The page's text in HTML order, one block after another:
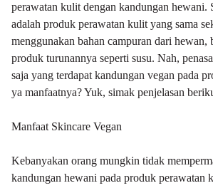
perawatan kulit dengan kandungan hewani.
adalah produk perawatan kulit yang sama
menggunakan bahan campuran dari hewan,
produk turunannya seperti susu. Nah,
saja yang terdapat kandungan vegan pada
ya manfaatnya? Yuk, simak penjelasan
Manfaat Skincare Vegan
Kebanyakan orang mungkin tidak
kandungan hewani pada produk perawatan